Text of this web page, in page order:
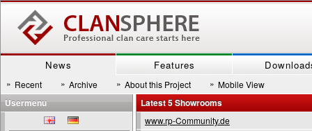
News Features
» Recent » Archive » About this Project » Mobile View
Latest 5 Showrooms
www.rp-Community.de
Usermenu